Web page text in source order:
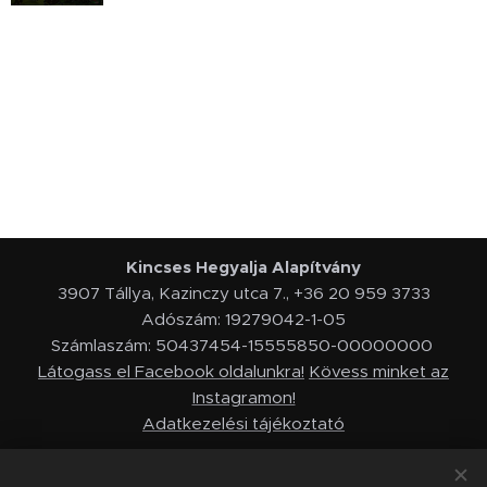
Kincses Hegyalja Alapítvány
3907 Tállya, Kazinczy utca 7., +36 20 959 3733
Adószám: 19279042-1-05
Számlaszám: 50437454-15555850-00000000
Látogass el Facebook oldalunkra! Kövess minket az
Instagramon!
Adatkezelési tájékoztató